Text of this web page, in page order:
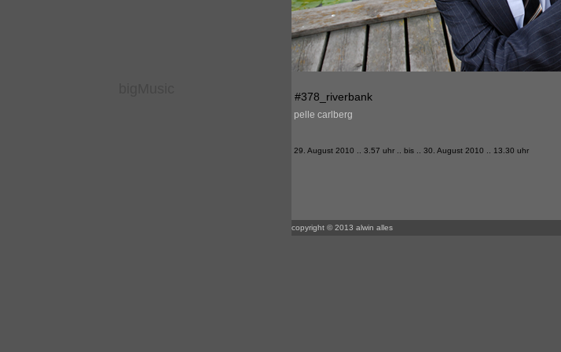
#378_riverbank
pelle carlberg
29. August 2010 .. 3.57 uhr .. bis .. 30. August 2010 .. 13.30 uhr
copyright © 2013 alwin alles